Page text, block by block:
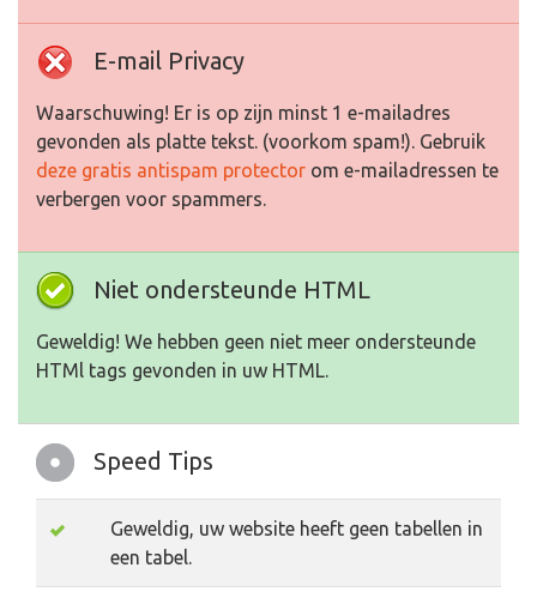
E-mail Privacy
Waarschuwing! Er is op zijn minst 1 e-mailadres
gevonden als platte tekst. (voorkom spam!). Gebruik
deze gratis antispam protector om e-mailadressen te
verbergen voor spammers.
Niet ondersteunde HTML
Geweldig! We hebben geen niet meer ondersteunde
HTMl tags gevonden in uw HTML.
Speed Tips
Geweldig, uw website heeft geen tabellen in
een tabel.